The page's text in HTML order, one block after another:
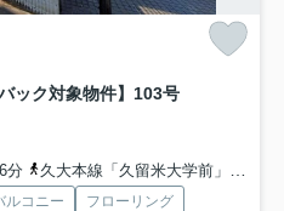
ック対象物件】 103号
分
久大本線「久留米大学前」駅 徒歩25分
ルコニー
フローリング